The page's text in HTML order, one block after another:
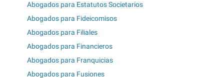
Abogados para Estatutos Societarios
Abogados para Fideicomisos
Abogados para Filiales
Abogados para Financieros
Abogados para Franquicias
Abogados para Fusiones